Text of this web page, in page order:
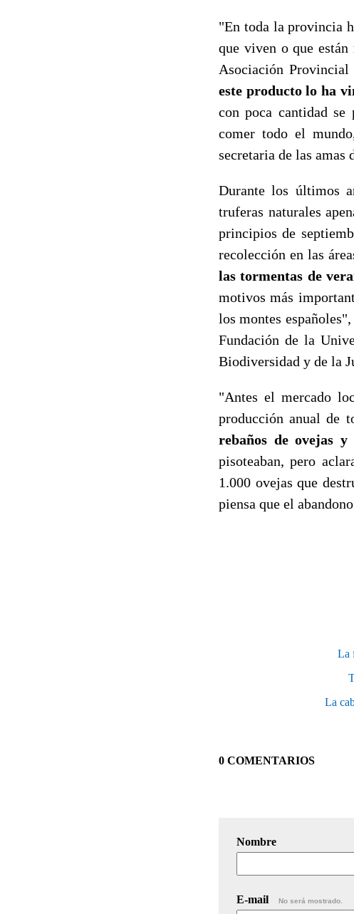
"En toda la provincia
que viven o que están
Asociación
este producto lo ha
con poca cantidad
comer todo el
secretaria de las amas
Durante los últimos
truferas naturales
principios de
recolección en las
las tormentas de
motivos más
los montes
Fundación de la
Biodiversidad y de la
"Antes el mercado
producción anual de
rebaños de ovejas
pisoteaban, pero
1.000 ovejas que
piensa que el
La
La
0 COMENTARIOS
Nombre
E-mail No será mostrado.